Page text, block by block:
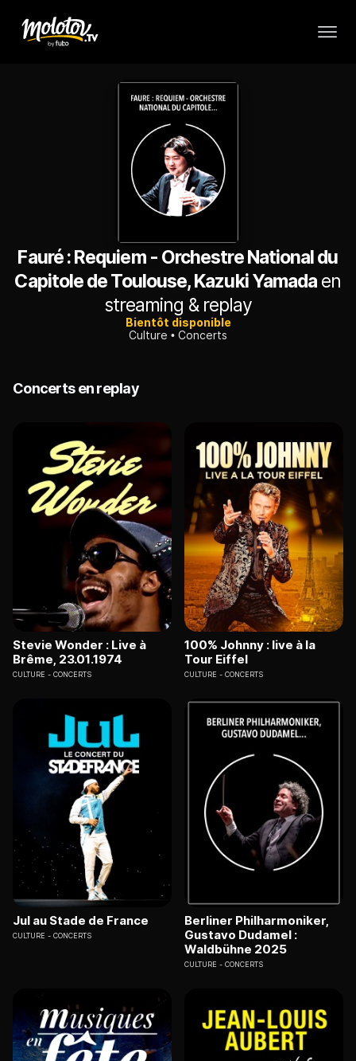
Fauré : Requiem - Orchestre National du
Capitole de Toulouse, Kazuki Yamada en
streaming & replay
Bientôt disponible
Culture
Concerts
Concerts en replay
Stevie Wonder : Live à
Brême, 23.01.1974
CULTURE CONCERTS
100% Johnny : live à la
Tour Eiffel
CULTURE CONCERTS
Jul au Stade de France
CULTURE CONCERTS
Berliner Philharmoniker,
Gustavo Dudamel :
Waldbühne 2025
CULTURE CONCERTS